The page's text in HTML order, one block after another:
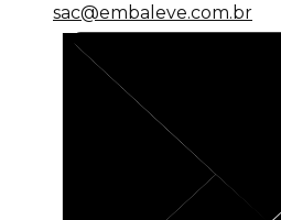
sac@embaleve.com.br